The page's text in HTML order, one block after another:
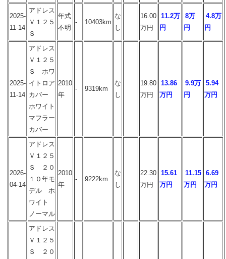
2025-
11-14
アドレス
Ｖ１２５
Ｓ
年式
不明
- 10403km
な
し
16.00
万円
11.2万
円
8万
円
4.8万
円
2025-
11-14
アドレス
Ｖ１２５
Ｓ ホワ
イトロア
カバー
ホワイト
マフラー
カバー
2010
年
- 9319km
な
し
19.80
万円
13.86
万円
9.9万
円
5.94
万円
2026-
04-14
アドレス
Ｖ１２５
Ｓ ２０
１０年モ
デル ホ
ワイト
ノーマル
2010
年
- 9222km
な
し
22.30
万円
15.61
万円
11.15
万円
6.69
万円
アドレス
Ｖ１２５
Ｓ ２０